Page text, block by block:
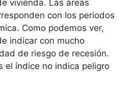
vivienda. Las áreas
con los periodos
Como podemos ver,
indicar con mucho
de riesgo de recesión.
el índice no indica peligro